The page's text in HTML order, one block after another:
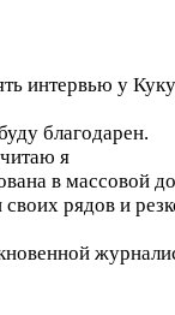
интервью у
благодарен.
я
в массовой
рядов и